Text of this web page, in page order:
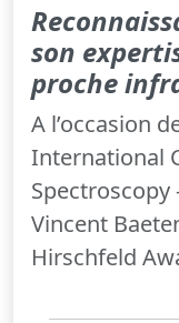
son
proche
A l’occasion
International
Spectroscopy
Vincent
Hirschfeld